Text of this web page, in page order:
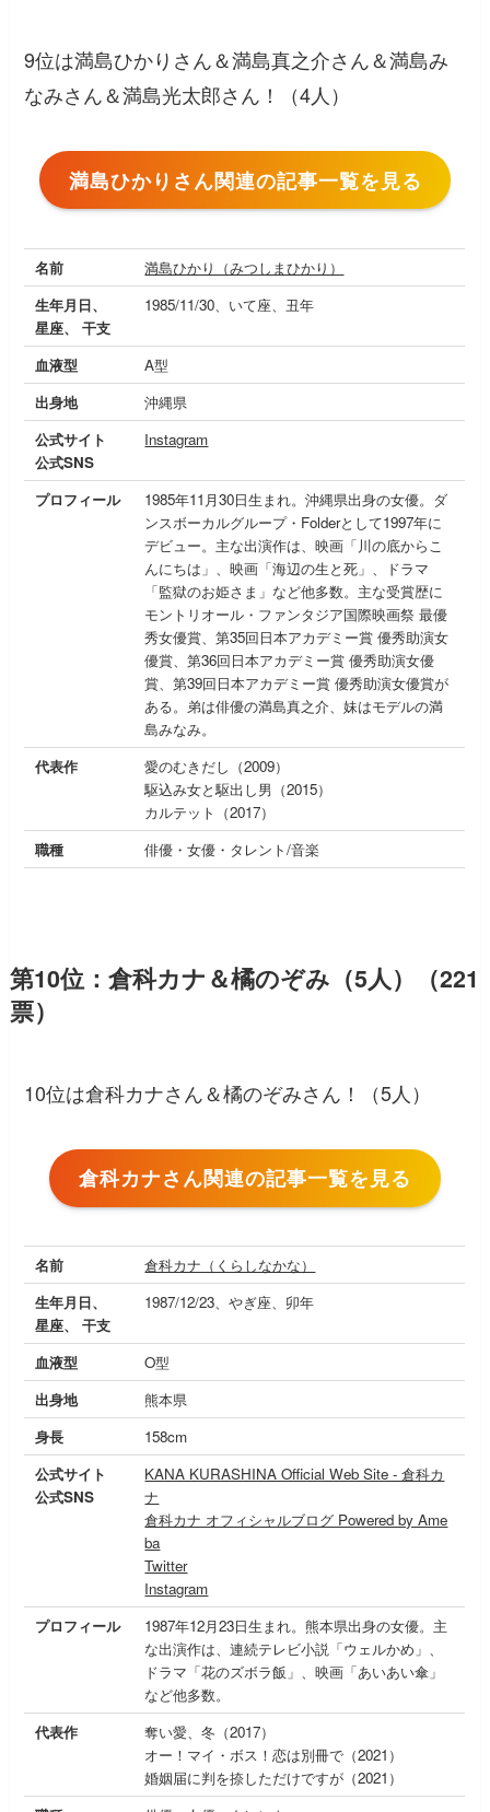
9位は満島ひかりさん＆満島真之介さん＆満島み
なみさん＆満島光太郎さん！（4人）
満島ひかりさん関連の記事一覧を見る
名前
満島ひかり（みつしまひかり）
生年月日、
星座、 干支
1985/11/30、いて座、丑年
血液型
A型
出身地
沖縄県
公式サイト
公式SNS
Instagram
プロフィール
1985年11月30日生まれ。沖縄県出身の女優。ダ
ンスボーカルグループ・Folderとして1997年に
デビュー。主な出演作は、映画「川の底からこ
んにちは」、映画「海辺の生と死」、ドラマ
「監獄のお姫さま」など他多数。主な受賞歴に
モントリオール・ファンタジア国際映画祭 最優
秀女優賞、第35回日本アカデミー賞 優秀助演女
優賞、第36回日本アカデミー賞 優秀助演女優
賞、第39回日本アカデミー賞 優秀助演女優賞が
ある。弟は俳優の満島真之介、妹はモデルの満
島みなみ。
代表作
愛のむきだし（2009）
駆込み女と駆出し男（2015）
カルテット（2017）
職種
俳優・女優・タレント/音楽
第10位：倉科カナ＆橘のぞみ（5人）（221
票）
10位は倉科カナさん＆橘のぞみさん！（5人）
倉科カナさん関連の記事一覧を見る
名前
倉科カナ（くらしなかな）
生年月日、
星座、 干支
1987/12/23、やぎ座、卯年
血液型
O型
出身地
熊本県
身長
158cm
公式サイト
公式SNS
KANA KURASHINA Official Web Site - 倉科カ
ナ
倉科カナ オフィシャルブログ Powered by Ame
ba
Twitter
Instagram
プロフィール
1987年12月23日生まれ。熊本県出身の女優。主
な出演作は、連続テレビ小説「ウェルかめ」、
ドラマ「花のズボラ飯」、映画「あいあい傘」
など他多数。
代表作
奪い愛、冬（2017）
オー！マイ・ボス！恋は別冊で（2021）
婚姻届に判を捺しただけですが（2021）